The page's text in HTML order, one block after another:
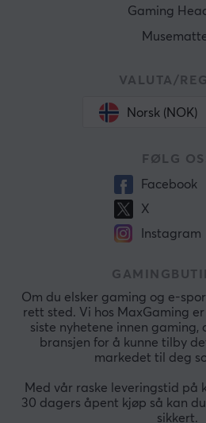
Gaming
VALUTA/
Norsk (NOK)
FØLG
Facebook
X
Instagram
Om du elsker gaming og e-
rett sted. Vi hos MaxGaming
siste nyhetene innen gaming,
bransjen for å kunne tilby
markedet til deg
Med vår raske leveringstid på
30 dagers åpent kjøp så kan
sikkert.